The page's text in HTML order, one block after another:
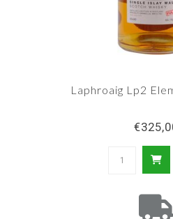
Laphroaig Lp2